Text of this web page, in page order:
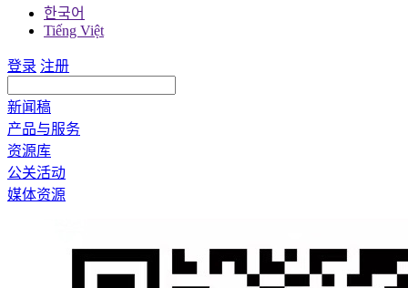
한국어
Tiếng Việt
登录 注册
新闻稿
产品与服务
资源库
公关活动
媒体资源